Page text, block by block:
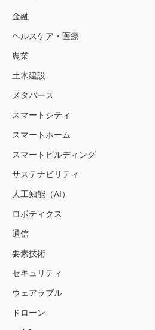
金融
ヘルスケア・医療
農業
土木建設
メタバース
スマートシティ
スマートホーム
スマートビルディング
サステナビリティ
人工知能（AI）
ロボティクス
通信
要素技術
セキュリティ
ウェアラブル
ドローン